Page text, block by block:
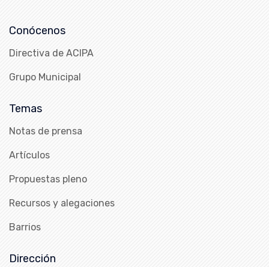
Conócenos
Directiva de ACIPA
Grupo Municipal
Temas
Notas de prensa
Artículos
Propuestas pleno
Recursos y alegaciones
Barrios
Dirección